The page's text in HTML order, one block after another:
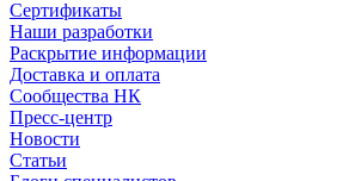
Сертификаты
Наши разработки
Раскрытие информации
Доставка и оплата
Сообщества НК
Пресс-центр
Новости
Статьи